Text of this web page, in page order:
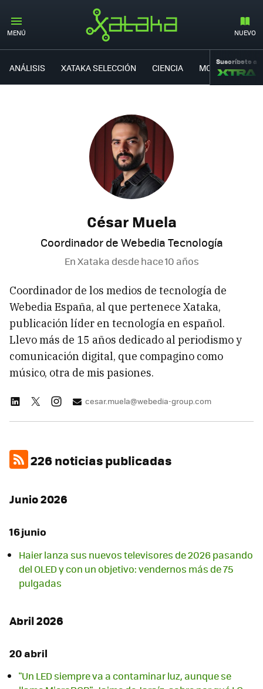
MENÚ NUEVO
ANÁLISIS XATAKA SELECCIÓN CIENCIA MOVILIDAD
Suscríbete a
César Muela
Coordinador de Webedia Tecnología
En Xataka desdehace 10 años
Coordinador de los medios de tecnología de
Webedia España, al que pertenece Xataka,
publicación líder en tecnología en español.
Llevo más de 15 años dedicado al periodismo y
comunicación digital, que compagino como
músico, otra de mis pasiones.
cesar.muela@webedia-group.com
226 noticias publicadas
Junio 2026
16 junio
Haier lanza sus nuevos televisores de 2026 pasando
del OLED y con un objetivo: vendernos más de 75
pulgadas
Abril 2026
20 abril
"Un LED siempre va a contaminar luz, aunque se